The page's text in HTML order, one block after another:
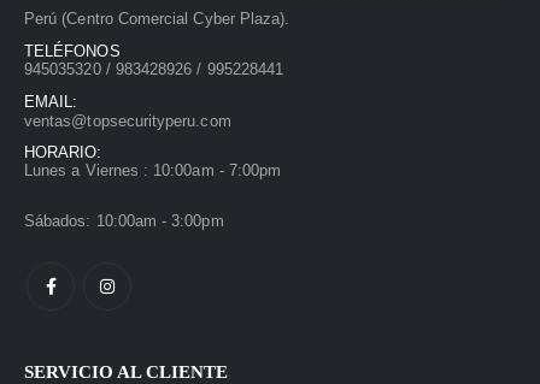
Perú (Centro Comercial Cyber Plaza).
TELÉFONOS
945035320 / 983428926 / 995228441
EMAIL:
ventas@topsecurityperu.com
HORARIO:
Lunes a Viernes : 10:00am - 7:00pm
Sábados: 10:00am - 3:00pm
SERVICIO AL CLIENTE